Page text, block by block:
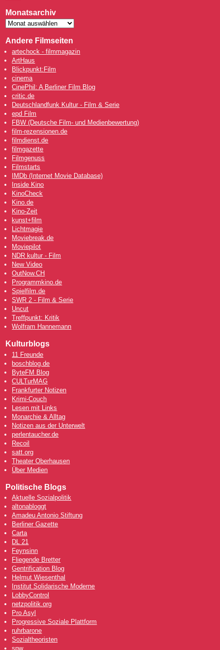
Monatsarchiv
Andere Filmseiten
artechock - filmmagazin
ArtHaus
Blickpunkt:Film
cinema
CinePhil: A Berliner Film Blog
critic.de
Deutschlandfunk Kultur - Film & Serie
epd Film
FBW (Deutsche Film- und Medienbewertung)
film-rezensionen.de
filmdienst.de
filmgazette
Filmgenuss
Filmstarts
IMDb (Internet Movie Database)
Inside Kino
KinoCheck
Kino.de
Kino-Zeit
kunst+film
Lichtmagie
Moviebreak.de
Moviepilot
NDR kultur - Film
New Video
OutNow.CH
Programmkino.de
Spielfilm.de
SWR 2 - Film & Serie
Uncut
Treffpunkt: Kritik
Wolfram Hannemann
Kulturblogs
11 Freunde
boschblog.de
ByteFM Blog
CULTurMAG
Frankfurter Notizen
Krimi-Couch
Lesen mit Links
Monarchie & Alltag
Notizen aus der Unterwelt
perlentaucher.de
Recoil
satt.org
Theater Oberhausen
Über Medien
Politische Blogs
Aktuelle Sozialpolitik
altonabloggt
Amadeu Antonio Stiftung
Berliner Gazette
Carta
DL 21
Feynsinn
Fliegende Bretter
Gentrification Blog
Helmut Wiesenthal
Institut Solidarische Moderne
LobbyControl
netzpolitik.org
Pro Asyl
Progressive Soziale Plattform
ruhrbarone
Sozialtheoristen
spw